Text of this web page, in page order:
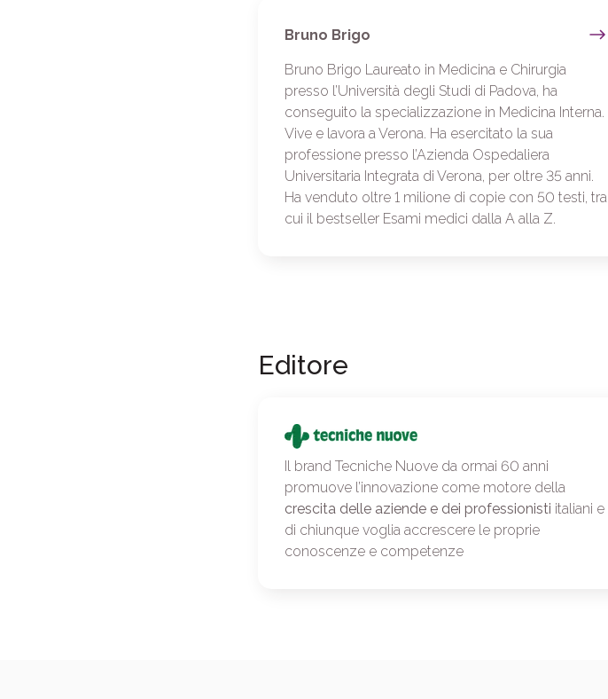
Bruno Brigo
Bruno Brigo Laureato in Medicina e Chirurgia
presso l’Università degli Studi di Padova, ha
conseguito la specializzazione in Medicina Interna.
Vive e lavora a Verona. Ha esercitato la sua
professione presso l’Azienda Ospedaliera
Universitaria Integrata di Verona, per oltre 35 anni.
Ha venduto oltre 1 milione di copie con 50 testi, tra
cui il bestseller Esami medici dalla A alla Z.
Editore
Il brand Tecniche Nuove da ormai 60 anni
promuove l’innovazione come motore della
crescita delle aziende e dei professionisti italiani e
di chiunque voglia accrescere le proprie
conoscenze e competenze